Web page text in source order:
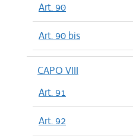
Art. 90
Art. 90 bis
CAPO VIII
Art. 91
Art. 92